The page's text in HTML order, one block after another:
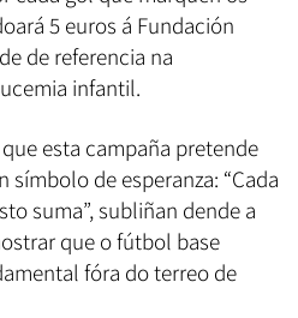
5 euros á Fundación
de referencia na
infantil.
esta campaña pretende
de esperanza: “Cada
suma”, subliñan dende a
que o fútbol base
fóra do terreo de